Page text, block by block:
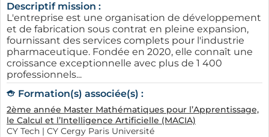
Descriptif mission :
L'entreprise est une organisation de développement
et de fabrication sous contrat en pleine expansion,
fournissant des services complets pour l'industrie
pharmaceutique. Fondée en 2020, elle connaît une
croissance exceptionnelle avec plus de 1 400
professionnels...
Formation(s) associée(s) :
2ème année Master Mathématiques pour l’Apprentissage,
le Calcul et l’Intelligence Artificielle (MACIA)
CY Tech | CY Cergy Paris Université